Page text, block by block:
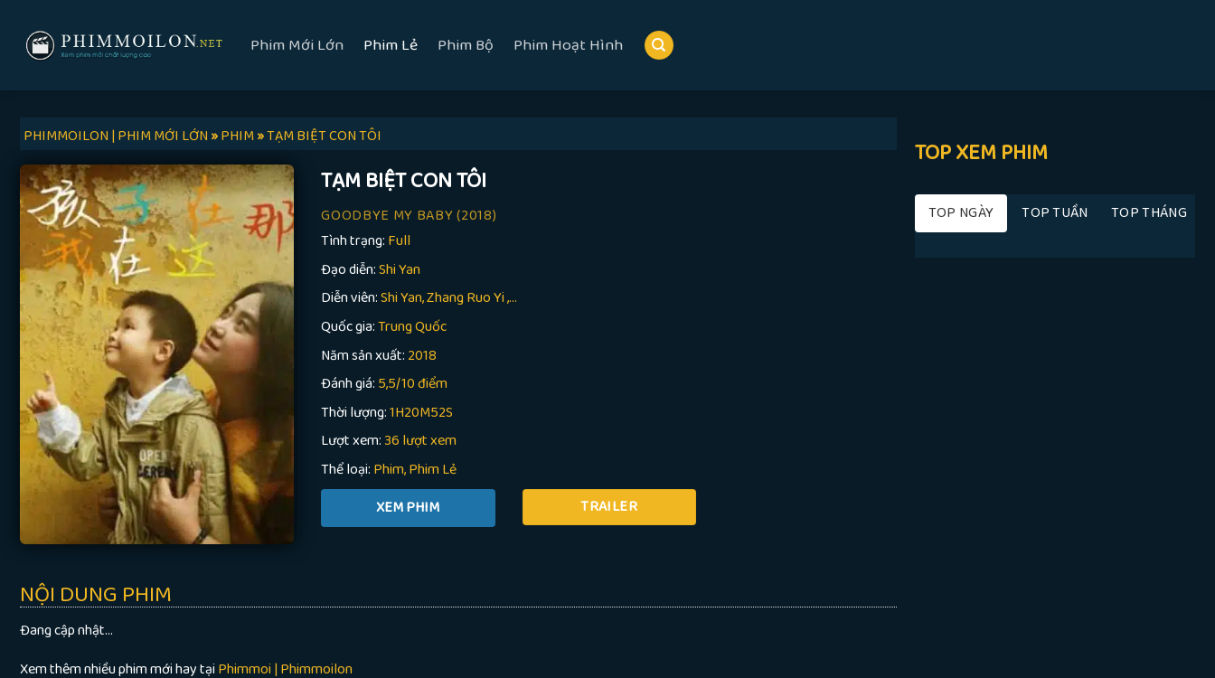
content
Phim Mới Lớn Phim Lẻ Phim Bộ Phim Hoạt Hình
PHIMMOILON | PHIM MỚI LỚN »PHIM»TẠM BIỆT CON TÔI
TẠM BIỆT CON TÔI
GOODBYE MY BABY(2018)
Tình trạng: Full
Đạo diễn:Shi Yan
Diễn viên:Shi Yan, Zhang Ruo Yi ,...
Quốc gia:Trung Quốc
Năm sản xuất: 2018
Đánh giá: 5,5/10 điểm
Thời lượng:1H20M52S
Lượt xem:36 lượt xem
Thể loại: Phim Phim Lẻ
TRAILER
NỘI DUNG PHIM
Đang cập nhật…
Xem thêm nhiều phim mới hay tạiPhimmoi | Phimmoilon
TOP XEM PHIM
TOP NGÀY TOP TUẦN TOP THÁNG